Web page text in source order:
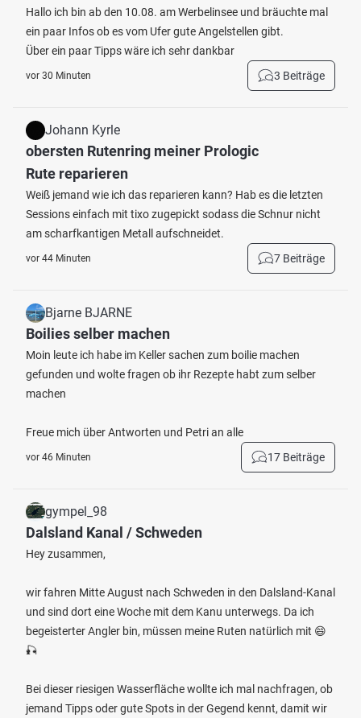
Hallo ich bin ab den 10.08. am Werbelinsee und bräuchte mal
ein paar Infos ob es vom Ufer gute Angelstellen gibt.
Über ein paar Tipps wäre ich sehr dankbar
vor 30 Minuten 3 Beiträge
Johann Kyrle
obersten Rutenring meiner Prologic
Rute reparieren
Weiß jemand wie ich das reparieren kann? Hab es die letzten
Sessions einfach mit tixo zugepickt sodass die Schnur nicht
am scharfkantigen Metall aufschneidet.
vor 44 Minuten 7 Beiträge
Bjarne BJARNE
Boilies selber machen
Moin leute ich habe im Keller sachen zum boilie machen
gefunden und wolte fragen ob ihr Rezepte habt zum selber
machen
Freue mich über Antworten und Petri an alle
vor 46 Minuten 17 Beiträge
gympel_98
Dalsland Kanal / Schweden
Hey zusammen,
wir fahren Mitte August nach Schweden in den Dalsland-Kanal
und sind dort eine Woche mit dem Kanu unterwegs. Da ich
begeisterter Angler bin, müssen meine Ruten natürlich mit 😄
🎣
Bei dieser riesigen Wasserfläche wollte ich mal nachfragen, ob
jemand Tipps oder gute Spots in der Gegend kennt, damit wir